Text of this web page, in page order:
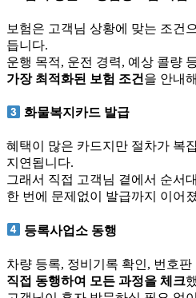
보험은 고객님 상황에 맞는 조건
듭니다.
운행 목적, 운전 경력, 예상 콜량
가장 최적화된 보험 조건 을 안내
화물복지카드 발급
혜택이 많은 카드지만 절차가 복
지연됩니다.
그래서 직접 고객님 곁에서 순서
한 번에 문제없이 발급까지 이어
등록사업소 동행
차량 등록, 정비기록 확인, 번호판
직접 동행하여 모든 과정을 체크